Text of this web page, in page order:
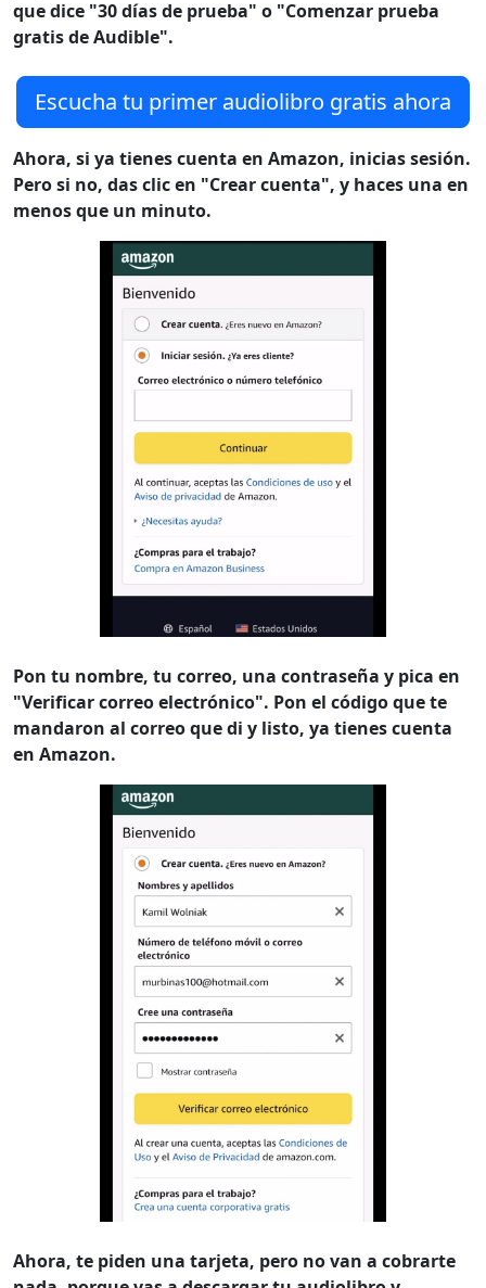
que dice "30 días de prueba" o "Comenzar prueba
gratis de Audible".
Escucha tu primer audiolibro gratis ahora
Ahora, si ya tienes cuenta en Amazon, inicias sesión.
Pero si no, das clic en "Crear cuenta", y haces una en
menos que un minuto.
Pon tu nombre, tu correo, una contraseña y pica en
"Verificar correo electrónico". Pon el código que te
mandaron al correo que di y listo, ya tienes cuenta
en Amazon.
Ahora, te piden una tarjeta, pero no van a cobrarte